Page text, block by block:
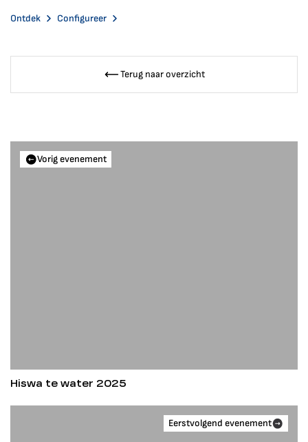
Ontdek Configureer
Terug naar overzicht
Vorig evenement
Hiswa te water 2025
Eerstvolgend evenement